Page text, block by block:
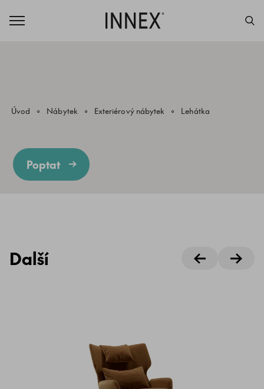
Úvod Nábytek Exteriérový nábytek Lehátka
Poptat
Další